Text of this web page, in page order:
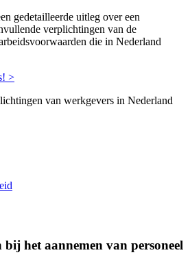
gedetailleerde uitleg over een
verplichtingen van de
die in Nederland
>
van werkgevers in Nederland
het aannemen van personeel